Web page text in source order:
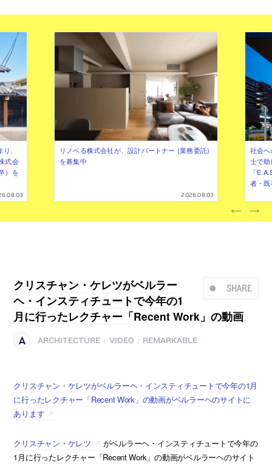
、
式会
）を
リノベる株式会社が、設計パートナー (業務委託)
を募集中
2026.08.03
社会
士で
「
者・
SHARE
クリスチャン・ケレツがベルラー
ヘ・インスティチュートで今年の1
月に行ったレクチャー「Recent Work」の動画
ARCHITECTURE VIDEO REMARKABLE
クリスチャン・ケレツがベルラーヘ・インスティチュートで今年の1月
に行ったレクチャー「Recent Work」の動画がベルラーヘのサイトに
あります
クリスチャン・ケレツ
がベルラーヘ・インスティチュートで今年の
1月に行ったレクチャー「Recent Work」の動画がベルラーヘのサイト